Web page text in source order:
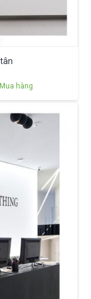
Mua hàng